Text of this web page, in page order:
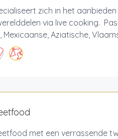
zich in het
via live cooking.
Mexicaanse, Aziatische,
met een verrassende